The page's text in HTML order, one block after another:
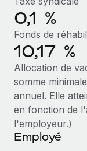
Création
Établissez des
conformité
Mobilité et
Organisez
Avantages
Gérez
Intégration
plateforme
Impact Les
embaucher et
En savoir plus
Explorer le blog
BLOG
Mises à jour
Intégrations
Remote a
toute taille à
0,1 %
Fonds de
10,17 %
Allocation de
somme
annuel. Elle
en fonction de
l'employeur.)
Employé